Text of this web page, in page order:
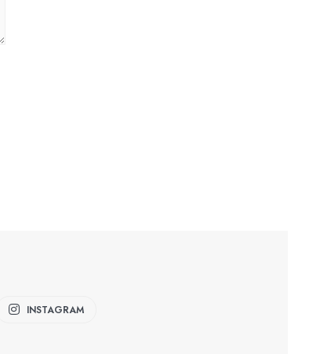
INSTAGRAM